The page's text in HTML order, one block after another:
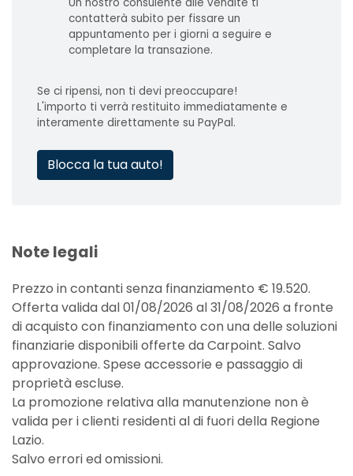
contatterà subito per fissare un
appuntamento per i giorni a seguire e
completare la transazione.
Se ci ripensi, non ti devi preoccupare!
L'importo ti verrà restituito immediatamente e
interamente direttamente su PayPal.
Blocca la tua auto!
Note legali
Prezzo in contanti senza finanziamento € 19.520.
Offerta valida dal 01/08/2026 al 31/08/2026 a fronte
di acquisto con finanziamento con una delle soluzioni
finanziarie disponibili offerte da Carpoint. Salvo
approvazione. Spese accessorie e passaggio di
proprietà escluse.
La promozione relativa alla manutenzione non è
valida per i clienti residenti al di fuori della Regione
Lazio.
Salvo errori ed omissioni.